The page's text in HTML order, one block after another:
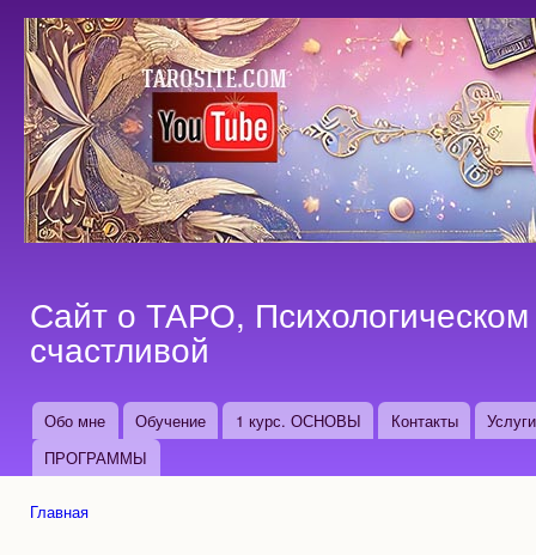
Сайт о ТАРО,
счастливой
Основные ссылки
Обо мне Обучение 1 курс. ОСНОВЫ Контакты
Услуги
ПРОГРАММЫ
Главная